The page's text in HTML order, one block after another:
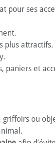
pour ses
plus attractifs.
paniers et
ou